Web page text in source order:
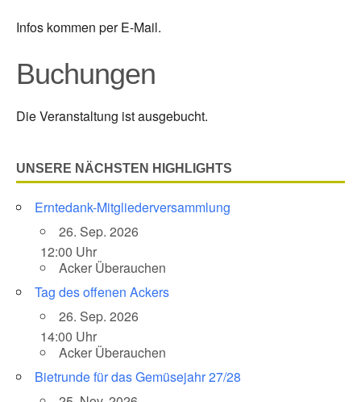
Infos kommen per E-Mail.
Buchungen
Die Veranstaltung ist ausgebucht.
UNSERE NÄCHSTEN HIGHLIGHTS
Erntedank-Mitgliederversammlung
26. Sep. 2026
12:00 Uhr
Acker Überauchen
Tag des offenen Ackers
26. Sep. 2026
14:00 Uhr
Acker Überauchen
Bietrunde für das Gemüsejahr 27/28